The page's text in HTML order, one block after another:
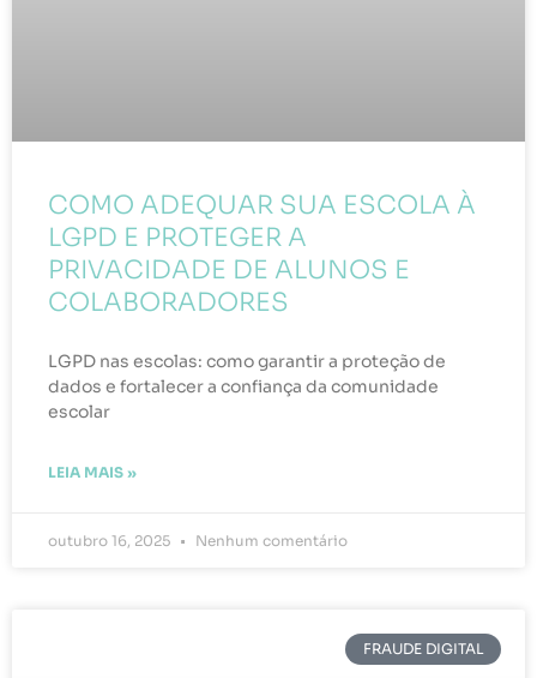
COMO ADEQUAR SUA ESCOLA À
LGPD E PROTEGER A
PRIVACIDADE DE ALUNOS E
COLABORADORES
LGPD nas escolas: como garantir a proteção de
dados e fortalecer a confiança da comunidade
escolar
LEIA MAIS »
outubro 16, 2025 Nenhum comentário
FRAUDE DIGITAL